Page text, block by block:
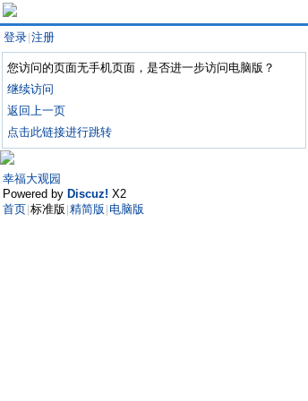
登录 注册
您访问的页面无手机页面，是否进一步访问电脑版？
继续访问
返回上一页
点击此链接进行跳转
幸福大观园
Powered by Discuz! X2
首页 标准版 精简版 电脑版